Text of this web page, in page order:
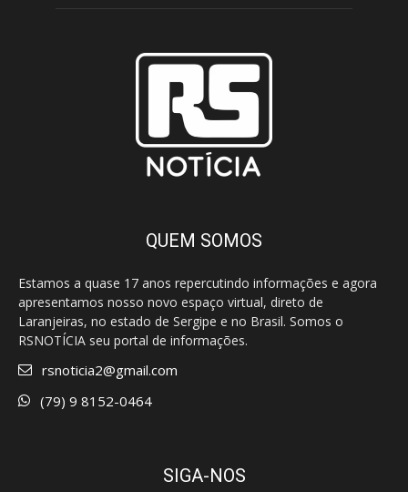
QUEM SOMOS
Estamos a quase 17 anos repercutindo informações e agora
apresentamos nosso novo espaço virtual, direto de
Laranjeiras, no estado de Sergipe e no Brasil. Somos o
RSNOTÍCIA seu portal de informações.
rsnoticia2@gmail.com
(79) 9 8152-0464
SIGA-NOS